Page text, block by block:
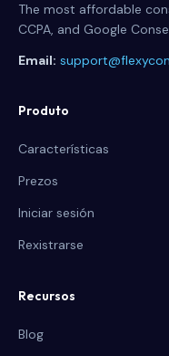
The most affordable
CCPA, and Google
Email:
Produto
Características
Prezos
Iniciar sesión
Rexistrarse
Recursos
Blog